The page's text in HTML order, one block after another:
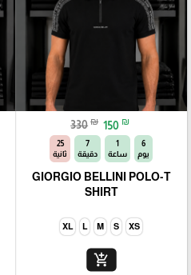
330 ₪ 150 ₪
6
يوم
1
ساعة
7
دقيقة
23
ثانية
GIORGIO BELLINI POLO-T
SHIRT
XS
S
M
L
XL
add_shopping_cart